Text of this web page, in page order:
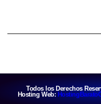
Todos los Derechos
Hosting Web: